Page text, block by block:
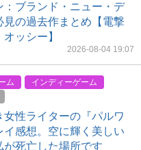
：ブランド・ニュー・デ
見の過去作まとめ【電撃
ッシー】
2026-08-04 19:07
ム
インディーゲーム
性ライターの『パルワ
イ感想。空に輝く美しい
死亡した場所です